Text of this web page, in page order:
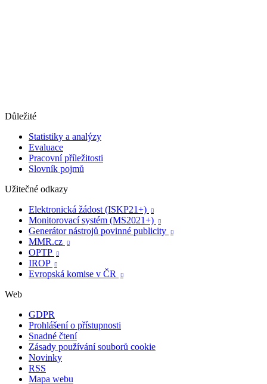
Důležité
Statistiky a analýzy
Evaluace
Pracovní příležitosti
Slovník pojmů
Užitečné odkazy
Elektronická žádost (ISKP21+)

Monitorovací systém (MS2021+) 
Generátor nástrojů povinné publicity 
MMR.cz 
OPTP 
IROP 
Evropská komise v ČR 
Web
GDPR
Prohlášení o přístupnosti
Snadné čtení
Zásady používání souborů cookie
Novinky
RSS
Mapa webu